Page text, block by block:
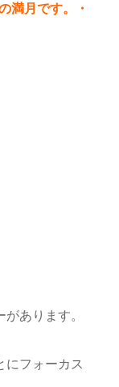
満月です。・
あります。
にフォーカス